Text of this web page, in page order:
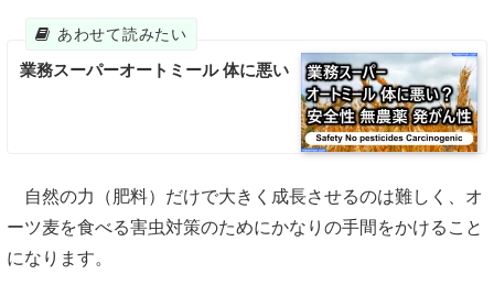
業務スーパーオートミール 体に悪い
自然の力（肥料）だけで大きく成長させるのは難しく、オ
ーツ麦を食べる害虫対策のためにかなりの手間をかけること
になります。